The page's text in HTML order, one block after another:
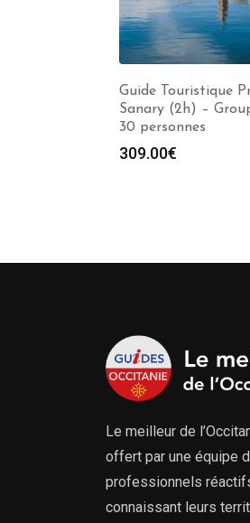
Guide Touristique
Sanary (2h) –
30 personnes
309.00€
Le meilleur de
offert par une équipe
professionnels
connaissant leurs